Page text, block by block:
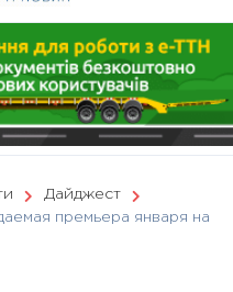
Дайджест
премьера января на